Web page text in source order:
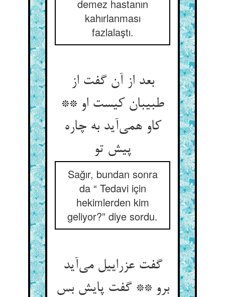
demez hastanın
kahırlanması
fazlalaştı.
بعد از آن گفت از
طبیبان کیست او **
کاو همی‌‌آید به چاره
پیش تو
Sağır, bundan sonra
da “ Tedavi için
hekimlerden kim
geliyor?” diye sordu.
گفت عزراییل می‌‌آید
برو ** گفت پایش بس